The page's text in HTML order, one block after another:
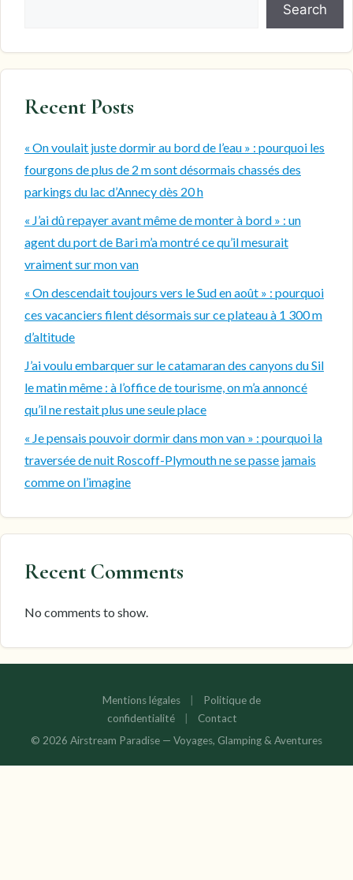
Search
Recent Posts
« On voulait juste dormir au bord de l’eau » : pourquoi les
fourgons de plus de 2 m sont désormais chassés des
parkings du lac d’Annecy dès 20 h
« J’ai dû repayer avant même de monter à bord » : un
agent du port de Bari m’a montré ce qu’il mesurait
vraiment sur mon van
« On descendait toujours vers le Sud en août » : pourquoi
ces vacanciers filent désormais sur ce plateau à 1 300 m
d’altitude
J’ai voulu embarquer sur le catamaran des canyons du Sil
le matin même : à l’office de tourisme, on m’a annoncé
qu’il ne restait plus une seule place
« Je pensais pouvoir dormir dans mon van » : pourquoi la
traversée de nuit Roscoff-Plymouth ne se passe jamais
comme on l’imagine
Recent Comments
No comments to show.
Mentions légales
Politique de
confidentialité
Contact
© 2026 Airstream Paradise — Voyages, Glamping & Aventures